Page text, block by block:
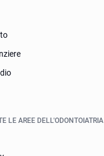
LE AREE DELL'ODONTOIATRIA